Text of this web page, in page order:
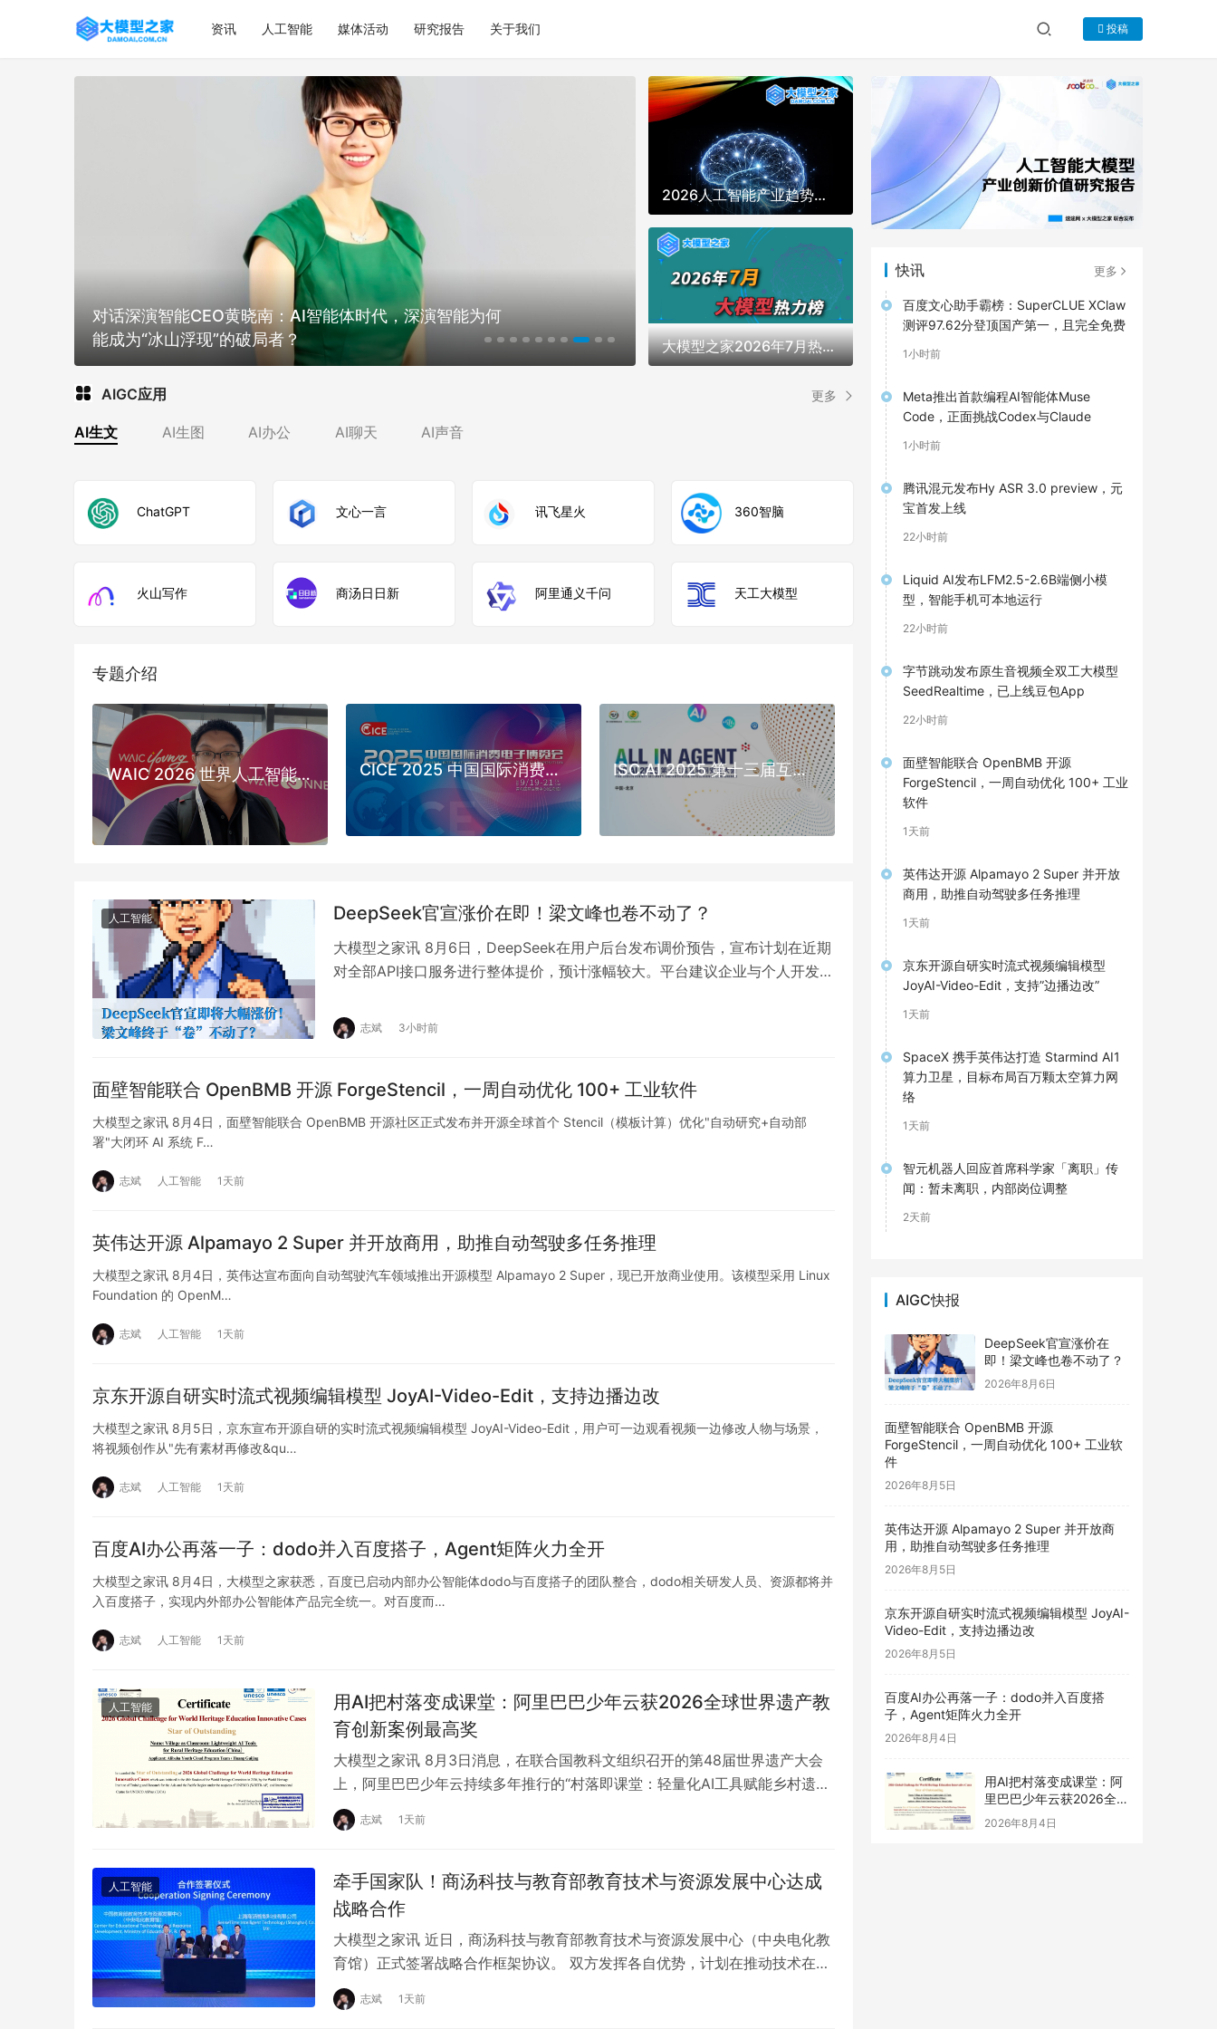
资讯 人工智能 媒体活动 研究报告 关于我们 投稿
《人工智能大模型产业创新价值研究报告》：大模型如何
解决人工智能产业三大痛点？
大模型之家对话Krotrx Sports：赛场之外，AI如何讲好体
育故事？｜「我AI奥运」专题栏目
2026人工智能产业趋势报告｜大模型之家年度专题
大模型之家2026年7月热力榜：WAIC 2026的7月，中国大模型把主场搬到了世界舞台
AIGC应用 更多
AI生文 AI生图 AI办公 AI聊天 AI声音
ChatGPT 文心一言 讯飞星火 360智脑
火山写作 商汤日日新 阿里通义千问 天工大模型
专题介绍
WAIC 2026 世界人工智能大会 CICE 2025 中国国际消费电子博览会 ISC.AI 2025 第十三届互联网安全大会
人工智能 DeepSeek官宣涨价在即！梁文峰也卷不动了？
大模型之家讯 8月6日，DeepSeek在用户后台发布调价预告，宣布计划在近期
对全部API接口服务进行整体提价，预计涨幅较大。平台建议企业与个人开发者
志斌 3小时前
面壁智能联合 OpenBMB 开源 ForgeStencil，一周自动优化 100+ 工业软件
大模型之家讯 8月4日，面壁智能联合 OpenBMB 开源社区正式发布并开源全球首个 Stencil（模板计算）优化"自动研究+自动部
署"大闭环 AI 系统 F…
志斌 人工智能 1天前
英伟达开源 Alpamayo 2 Super 并开放商用，助推自动驾驶多任务推理
大模型之家讯 8月4日，英伟达宣布面向自动驾驶汽车领域推出开源模型 Alpamayo 2 Super，现已开放商业使用。该模型采用 Linux
Foundation 的 OpenM…
志斌 人工智能 1天前
京东开源自研实时流式视频编辑模型 JoyAI-Video-Edit，支持边播边改
大模型之家讯 8月5日，京东宣布开源自研的实时流式视频编辑模型 JoyAI-Video-Edit，用户可一边观看视频一边修改人物与场景，
将视频创作从"先有素材再修改&qu…
志斌 人工智能 1天前
百度AI办公再落一子：dodo并入百度搭子，Agent矩阵火力全开
大模型之家讯 8月4日，大模型之家获悉，百度已启动内部办公智能体dodo与百度搭子的团队整合，dodo相关研发人员、资源都将并
入百度搭子，实现内外部办公智能体产品完全统一。对百度而…
志斌 人工智能 1天前
人工智能
用AI把村落变成课堂：阿里巴巴少年云获2026全球世界遗产教
育创新案例最高奖
大模型之家讯 8月3日消息，在联合国教科文组织召开的第48届世界遗产大会
上，阿里巴巴少年云持续多年推行的“村落即课堂：轻量化AI工具赋能乡村遗产
教育”案例，从全球90多个项目中脱颖…
志斌 1天前
人工智能
牵手国家队！商汤科技与教育部教育技术与资源发展中心达成
战略合作
大模型之家讯 近日，商汤科技与教育部教育技术与资源发展中心（中央电化教
育馆）正式签署战略合作框架协议。 双方发挥各自优势，计划在推动技术在教
育公共服务领域应用、促进教育技术与教育教…
志斌 1天前
快讯 更多
百度文心助手霸榜：SuperCLUE XClaw
测评97.62分登顶国产第一，且完全免费
1小时前
Meta推出首款编程AI智能体Muse
Code，正面挑战Codex与Claude
1小时前
腾讯混元发布Hy ASR 3.0 preview，元
宝首发上线
22小时前
Liquid AI发布LFM2.5-2.6B端侧小模
型，智能手机可本地运行
22小时前
字节跳动发布原生音视频全双工大模型
SeedRealtime，已上线豆包App
22小时前
面壁智能联合 OpenBMB 开源
ForgeStencil，一周自动优化 100+ 工业
软件
1天前
英伟达开源 Alpamayo 2 Super 并开放
商用，助推自动驾驶多任务推理
1天前
京东开源自研实时流式视频编辑模型
JoyAI-Video-Edit，支持”边播边改”
1天前
SpaceX 携手英伟达打造 Starmind AI1
算力卫星，目标布局百万颗太空算力网
络
1天前
智元机器人回应首席科学家「离职」传
闻：暂未离职，内部岗位调整
2天前
AIGC快报
DeepSeek官宣涨价在
即！梁文峰也卷不动了？
2026年8月6日
面壁智能联合 OpenBMB 开源
ForgeStencil，一周自动优化 100+ 工业软
件
2026年8月5日
英伟达开源 Alpamayo 2 Super 并开放商
用，助推自动驾驶多任务推理
2026年8月5日
京东开源自研实时流式视频编辑模型 JoyAI-
Video-Edit，支持边播边改
2026年8月5日
百度AI办公再落一子：dodo并入百度搭
子，Agent矩阵火力全开
2026年8月4日
用AI把村落变成课堂：阿
里巴巴少年云获2026全球
世界遗产教育创新案例最
2026年8月4日